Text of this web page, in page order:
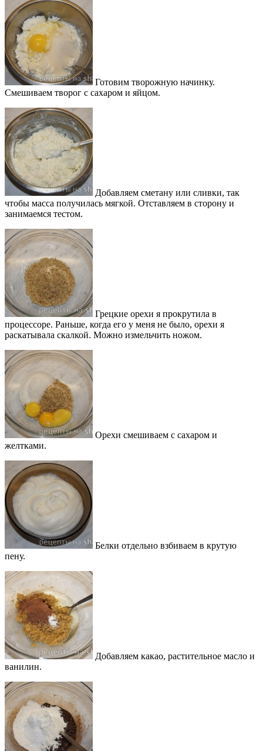
Готовим творожную начинку.
Смешиваем творог с сахаром и яйцом.
Добавляем сметану или сливки, так
чтобы масса получилась мягкой. Отставляем в сторону и
занимаемся тестом.
Грецкие орехи я прокрутила в
процессоре. Раньше, когда его у меня не было, орехи я
раскатывала скалкой. Можно измельчить ножом.
Орехи смешиваем с сахаром и
желтками.
Белки отдельно взбиваем в крутую
пену.
Добавляем какао, растительное масло и
ванилин.